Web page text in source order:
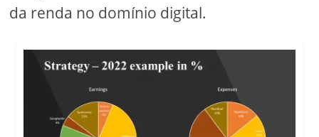
da renda no domínio digital.